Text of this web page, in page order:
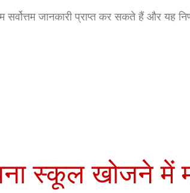
जानकारी प्राप्त कर सकते हैं और यह
स्कूल खोजने में